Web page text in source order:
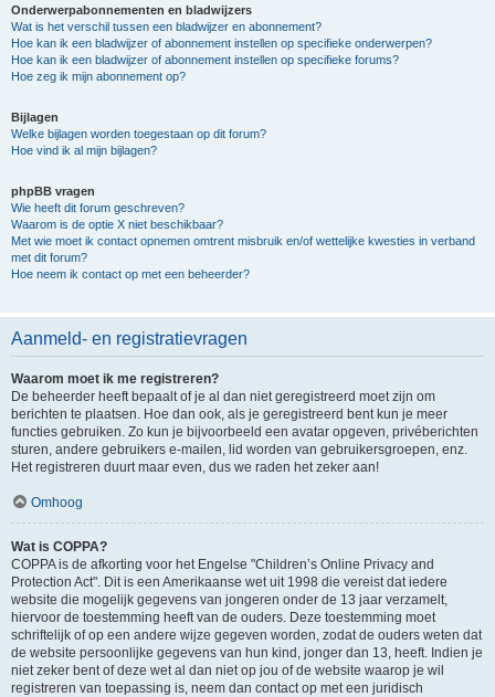
Onderwerpabonnementen en bladwijzers
Wat is het verschil tussen een bladwijzer en abonnement?
Hoe kan ik een bladwijzer of abonnement instellen op specifieke onderwerpen?
Hoe kan ik een bladwijzer of abonnement instellen op specifieke forums?
Hoe zeg ik mijn abonnement op?
Bijlagen
Welke bijlagen worden toegestaan op dit forum?
Hoe vind ik al mijn bijlagen?
phpBB vragen
Wie heeft dit forum geschreven?
Waarom is de optie X niet beschikbaar?
Met wie moet ik contact opnemen omtrent misbruik en/of wettelijke kwesties in verband
met dit forum?
Hoe neem ik contact op met een beheerder?
Aanmeld- en registratievragen
Waarom moet ik me registreren?
De beheerder heeft bepaalt of je al dan niet geregistreerd moet zijn om
berichten te plaatsen. Hoe dan ook, als je geregistreerd bent kun je meer
functies gebruiken. Zo kun je bijvoorbeeld een avatar opgeven, privéberichten
sturen, andere gebruikers e-mailen, lid worden van gebruikersgroepen, enz.
Het registreren duurt maar even, dus we raden het zeker aan!
Omhoog
Wat is COPPA?
COPPA is de afkorting voor het Engelse "Children’s Online Privacy and
Protection Act". Dit is een Amerikaanse wet uit 1998 die vereist dat iedere
website die mogelijk gegevens van jongeren onder de 13 jaar verzamelt,
hiervoor de toestemming heeft van de ouders. Deze toestemming moet
schriftelijk of op een andere wijze gegeven worden, zodat de ouders weten dat
de website persoonlijke gegevens van hun kind, jonger dan 13, heeft. Indien je
niet zeker bent of deze wet al dan niet op jou of de website waarop je wil
registreren van toepassing is, neem dan contact op met een juridisch